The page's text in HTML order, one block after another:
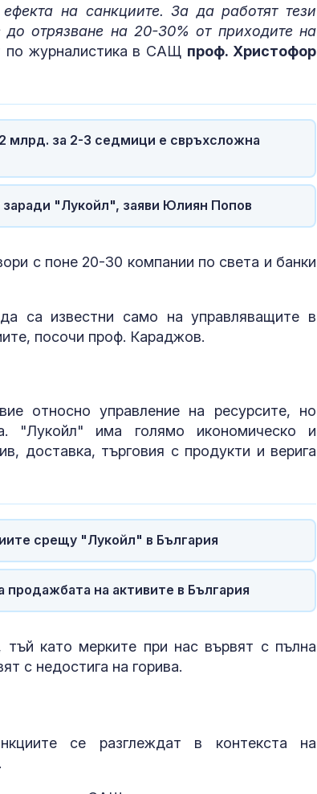
на санкциите. За да работят тези
отрязване на 20-30% от приходите на
по журналистика в САЩ проф. Христофор
млрд. за 2-3 седмици е свръхсложна
заради "Лукойл", заяви Юлиян Попов
с поне 20-30 компании по света и банки
са известни само на управляващите в
посочи проф. Караджов.
относно управление на ресурсите, но
"Лукойл" има голямо икономическо и
доставка, търговия с продукти и верига
срещу "Лукойл" в България
на активите в България
тъй като мерките при нас вървят с пълна
с недостига на горива.
се разглеждат в контекста на